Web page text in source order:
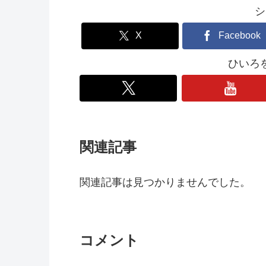
X Facebook
ひいろ
関連記事
関連記事は見つかりませんでした。
コメント